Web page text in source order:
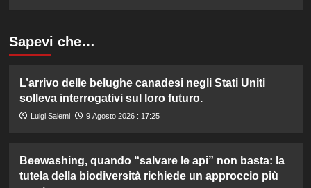
Sapevi che…
L’arrivo delle belughe canadesi negli Stati Uniti
solleva interrogativi sul loro futuro.
Luigi Salemi 9 Agosto 2026 : 17:25
Beewashing, quando “salvare le api” non basta: la
tutela della biodiversità richiede un approccio più